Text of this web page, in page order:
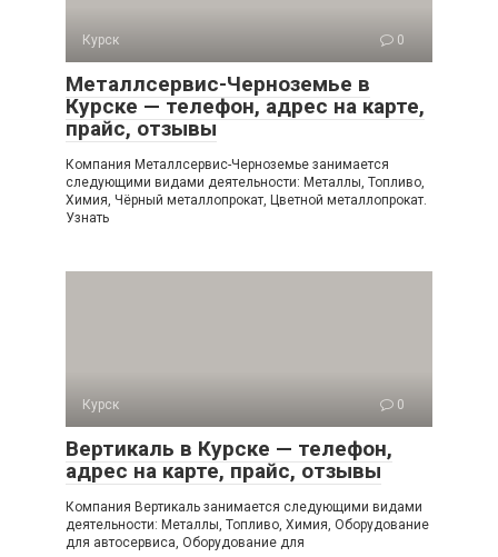
Курск 0
Металлсервис-Черноземье в
Курске — телефон, адрес на карте,
прайс, отзывы
Компания Металлсервис-Черноземье занимается
следующими видами деятельности: Металлы, Топливо,
Химия, Чёрный металлопрокат, Цветной металлопрокат.
Узнать
Курск 0
Вертикаль в Курске — телефон,
адрес на карте, прайс, отзывы
Компания Вертикаль занимается следующими видами
деятельности: Металлы, Топливо, Химия, Оборудование
для автосервиса, Оборудование для